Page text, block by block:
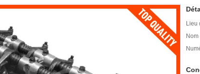
Lieu